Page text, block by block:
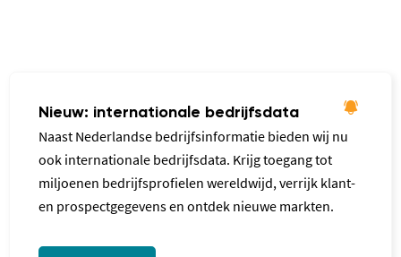
Nieuw: internationale bedrijfsdata
Naast Nederlandse bedrijfsinformatie bieden wij nu
ook internationale bedrijfsdata. Krijg toegang tot
miljoenen bedrijfsprofielen wereldwijd, verrijk klant-
en prospectgegevens en ontdek nieuwe markten.